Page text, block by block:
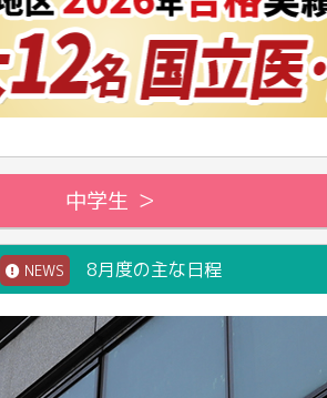
中学生 ＞
NEWS 8月度の主な日程